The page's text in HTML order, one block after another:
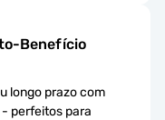
Benefício
longo prazo com
perfeitos para